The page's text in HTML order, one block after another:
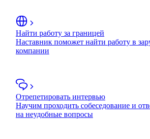
Найти работу за границей
Наставник поможет найти работу в
компании
Отрепетировать интервью
Научим проходить собеседование и
на неудобные вопросы